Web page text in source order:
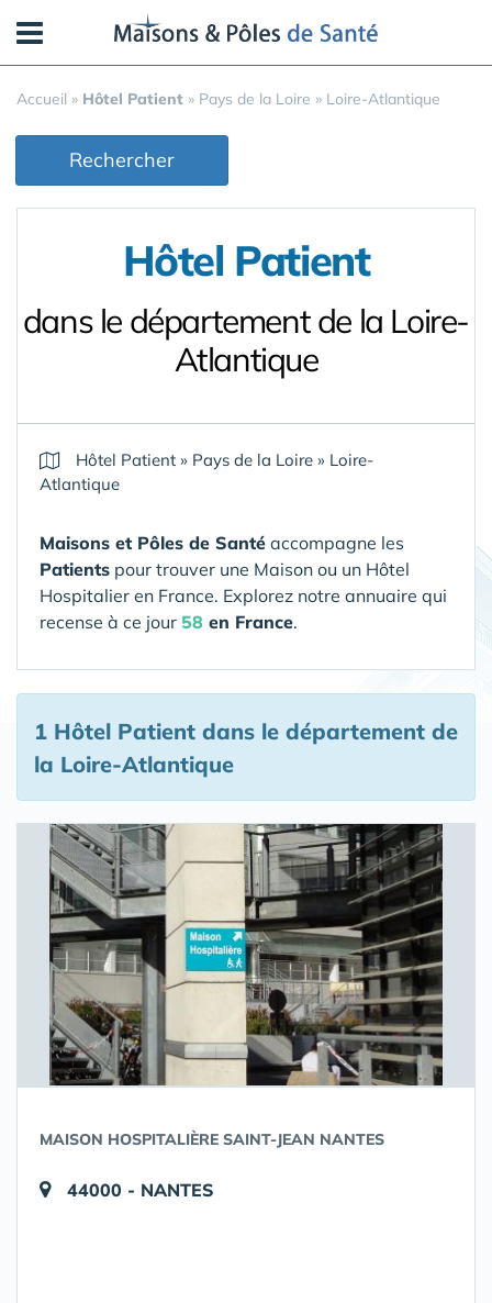
Accueil » Hôtel Patient » Pays de la Loire » Loire-Atlantique
Rechercher
Hôtel Patient
dans le département de la Loire-
Atlantique
Hôtel Patient » Pays de la Loire » Loire-
Atlantique
Maisons et Pôles de Santé accompagne les
Patients pour trouver une Maison ou un Hôtel
Hospitalier en France. Explorez notre annuaire qui
recense à ce jour 58 en France.
1 Hôtel Patient dans le département de
la Loire-Atlantique
MAISON HOSPITALIÈRE SAINT-JEAN NANTES
44000 - NANTES
Panneau de gestion des cookies